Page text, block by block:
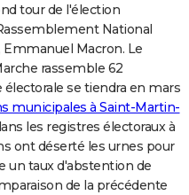
tour de l'élection
National
Emmanuel Macron. Le
rassemble 62
électorale se tiendra en mars
municipales à Saint-Martin-
les registres électoraux à
ont déserté les urnes pour
un taux d'abstention de
de la précédente